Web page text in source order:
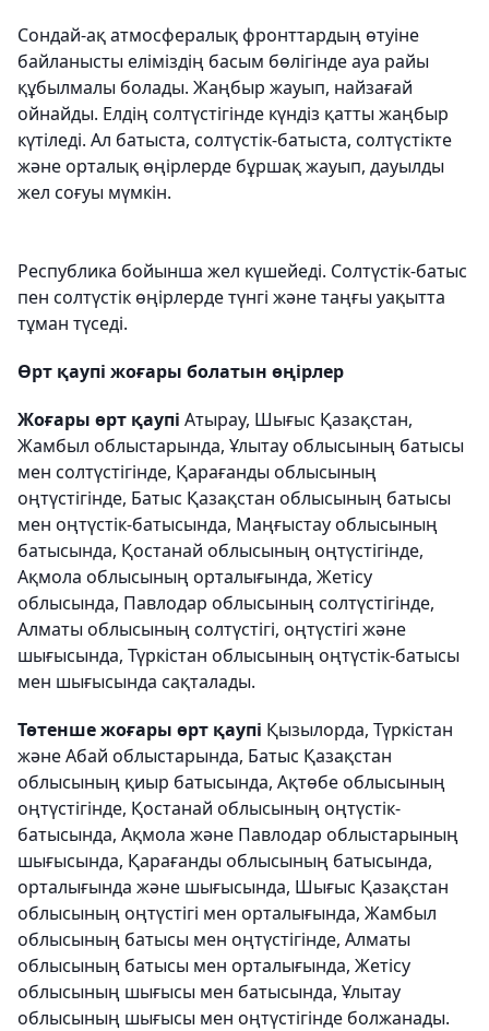
Сондай-ақ атмосфералық фронттардың өтуіне
байланысты еліміздің басым бөлігінде ауа райы
құбылмалы болады. Жаңбыр жауып, найзағай
ойнайды. Елдің солтүстігінде күндіз қатты жаңбыр
күтіледі. Ал батыста, солтүстік-батыста, солтүстікте
және орталық өңірлерде бұршақ жауып, дауылды
жел соғуы мүмкін.
Республика бойынша жел күшейеді. Солтүстік-батыс
пен солтүстік өңірлерде түнгі және таңғы уақытта
тұман түседі.
Өрт қаупі жоғары болатын өңірлер
Жоғары өрт қаупі Атырау, Шығыс Қазақстан,
Жамбыл облыстарында, Ұлытау облысының батысы
мен солтүстігінде, Қарағанды облысының
оңтүстігінде, Батыс Қазақстан облысының батысы
мен оңтүстік-батысында, Маңғыстау облысының
батысында, Қостанай облысының оңтүстігінде,
Ақмола облысының орталығында, Жетісу
облысында, Павлодар облысының солтүстігінде,
Алматы облысының солтүстігі, оңтүстігі және
шығысында, Түркістан облысының оңтүстік-батысы
мен шығысында сақталады.
Төтенше жоғары өрт қаупі Қызылорда, Түркістан
және Абай облыстарында, Батыс Қазақстан
облысының қиыр батысында, Ақтөбе облысының
оңтүстігінде, Қостанай облысының оңтүстік-
батысында, Ақмола және Павлодар облыстарының
шығысында, Қарағанды облысының батысында,
орталығында және шығысында, Шығыс Қазақстан
облысының оңтүстігі мен орталығында, Жамбыл
облысының батысы мен оңтүстігінде, Алматы
облысының батысы мен орталығында, Жетісу
облысының шығысы мен батысында, Ұлытау
облысының шығысы мен оңтүстігінде болжанады.